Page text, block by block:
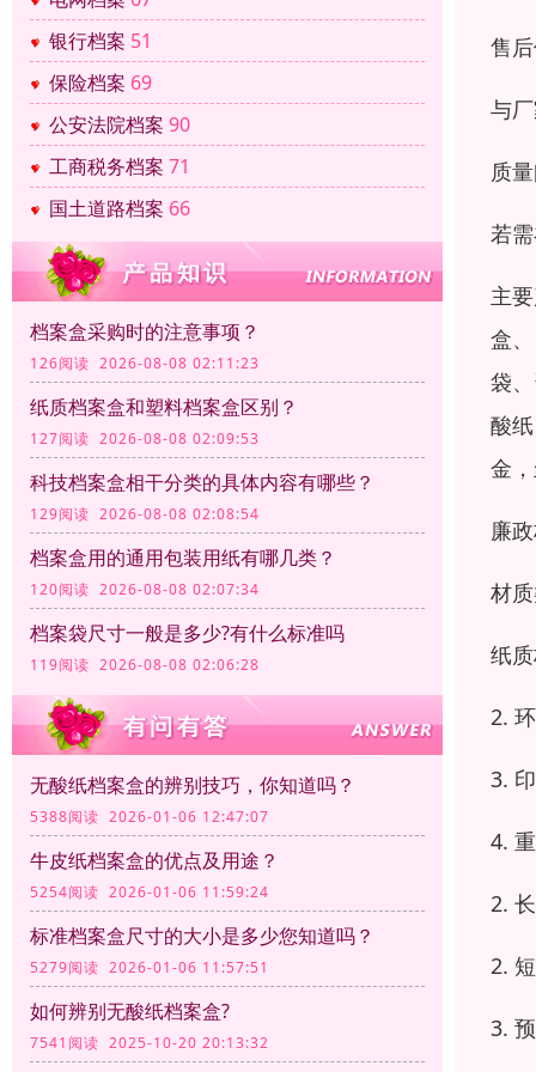
银行档案 51
保险档案 69
公安法院档案 90
工商税务档案 71
国土道路档案 66
档案盒采购时的注意事项？
126阅读 2026-08-08 02:11:23
纸质档案盒和塑料档案盒区别？
127阅读 2026-08-08 02:09:53
科技档案盒相干分类的具体内容有哪些？
129阅读 2026-08-08 02:08:54
档案盒用的通用包装用纸有哪几类？
120阅读 2026-08-08 02:07:34
档案袋尺寸一般是多少?有什么标准吗
119阅读 2026-08-08 02:06:28
无酸纸档案盒的辨别技巧，你知道吗？
5388阅读 2026-01-06 12:47:07
牛皮纸档案盒的优点及用途？
5254阅读 2026-01-06 11:59:24
标准档案盒尺寸的大小是多少您知道吗？
5279阅读 2026-01-06 11:57:51
如何辨别无酸纸档案盒?
7541阅读 2025-10-20 20:13:32
售
与
质
若
主
盒
袋
酸
金
廉
材
纸
2.
3.
4.
2.
2.
3.